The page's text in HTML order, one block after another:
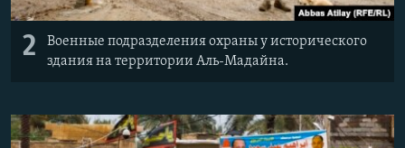
2
Военные подразделения охраны у исторического
здания на территории Аль-Мадайна.